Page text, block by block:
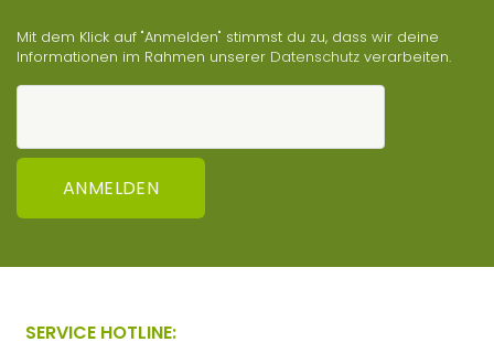
Mit dem Klick auf "Anmelden" stimmst du zu, dass wir deine
Informationen im Rahmen unserer Datenschutz verarbeiten.
ANMELDEN
SERVICE HOTLINE: